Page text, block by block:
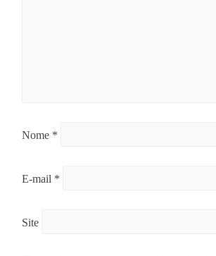
Nome *
E-mail *
Site